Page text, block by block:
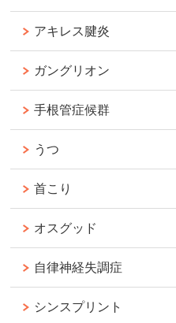
アキレス腱炎
ガングリオン
手根管症候群
うつ
首こり
オスグッド
自律神経失調症
シンスプリント